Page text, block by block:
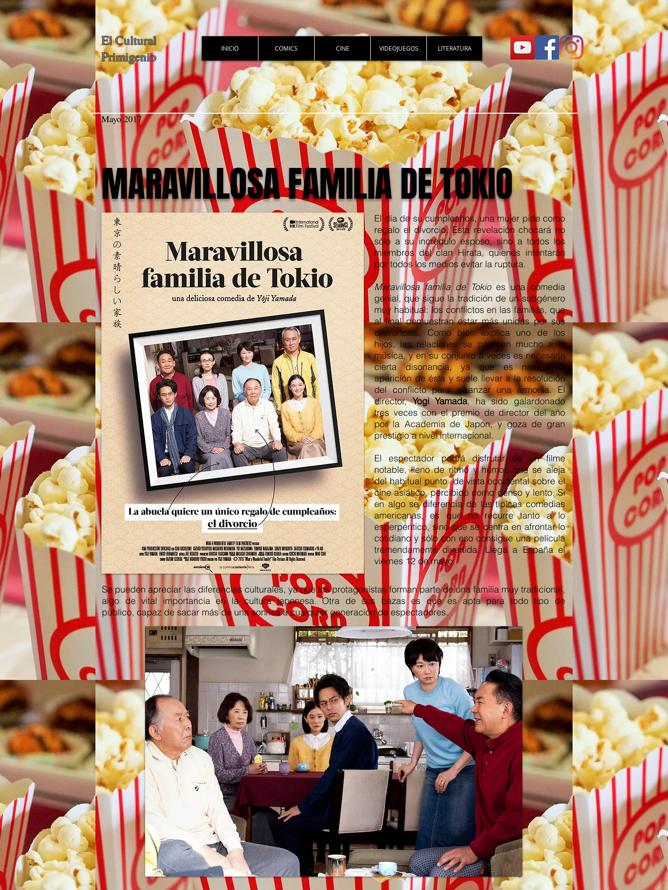
El Cultural
Primigenio
INICIO COMICS CINE VIDEOJUEGOS LITERATURA
Mayo 2017
MARAVILLOSA FAMILIA DE TOKIO
El día de su cumpleaños, una mujer pide como
regalo el divorcio. Esta revelación chocará no
sólo a su incrédulo esposo, sino a todos los
miembros del clan Hirata, quienes intentarán
por todos los medios evitar la ruptura.
Maravillosa familia de Tokioes una comedia
genial, que sigue la tradición de un subgénero
muy habitual: los conflictos en las familias, que
al final demuestran estar más unidas por sus
diferencias. Como bien explica uno de los
hijos, las relaciones se parecen mucho a la
música, y en su conjunto a veces es necesaria
cierta disonancia, ya que es natural la
aparición de ésta y suele llevar a la resolución
del conflicto para alcanzar una armonía. El
director,Yogi Yamada, ha sido galardonado
tres veces con el premio de director del año
por la Academia de Japón, y goza de gran
prestigio a nivel internacional.
El espectador podrá disfrutar de un filme
notable, lleno de ritmo y humor, que se aleja
del habitual punto de vista occidental sobre el
cine asiático, percibido como denso y lento. Si
en algo se diferencia de las típicas comedias
americanas, es que no recurre tanto a lo
esperpéntico, sino que se centra en afrontar lo
cotidiano y sólo con eso consigue una película
tremendamente divertida. Llega a España el
viernes 12 de mayo.
Se pueden apreciar las diferencias culturales, ya que los protagonistas forman parte de una familia muy tradicional,
algo de vital importancia en la cultura japonesa. Otra de sus bazas es que es apta para todo tipo de
público, capaz de sacar más de una sonrisa a cualquier generación de espectadores.